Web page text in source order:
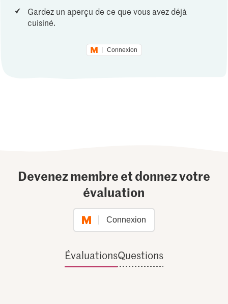
Gardez un aperçu de ce que vous avez déjà
cuisiné.
Connexion
Devenez membre et donnez votre
évaluation
Connexion
ÉvaluationsQuestions